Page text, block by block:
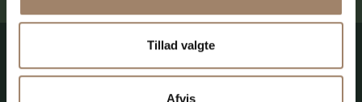
Tillad valgte
Afvis